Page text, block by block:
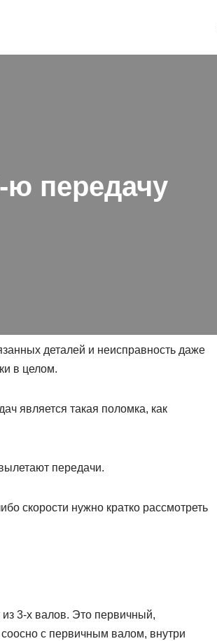
ю передачу
деталей и неисправность даже
в целом.
является такая поломка, как
передачи.
скорости нужно кратко рассмотреть
3-х валов. Это первичный,
с первичным валом, внутри